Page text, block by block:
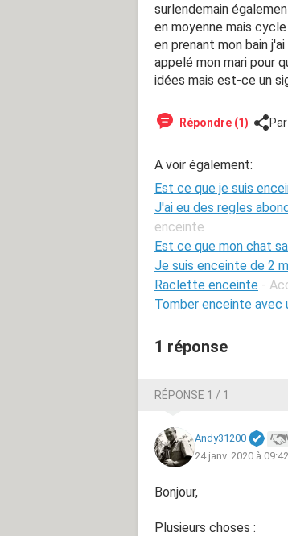
surlendemain
en moyenne mais
en prenant mon bain
appelé mon mari pour
idées mais est-ce un
Répondre (1)
A voir également:
Est ce que je suis
J'ai eu des regles
enceinte
Est ce que mon chat
Je suis enceinte de 2
Raclette enceinte -
Tomber enceinte avec
1 réponse
RÉPONSE 1 / 1
Andy31200
24 janv. 2020 à 09:42
Bonjour,
Plusieurs choses :